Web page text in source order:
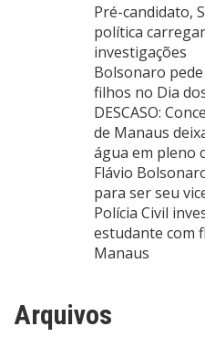
Pré-candidato,
política
investigações
Bolsonaro
filhos no Dia
DESCASO:
de Manaus
água em pleno
Flávio
para ser seu
Polícia Civil
estudante com
Manaus
Arquivos